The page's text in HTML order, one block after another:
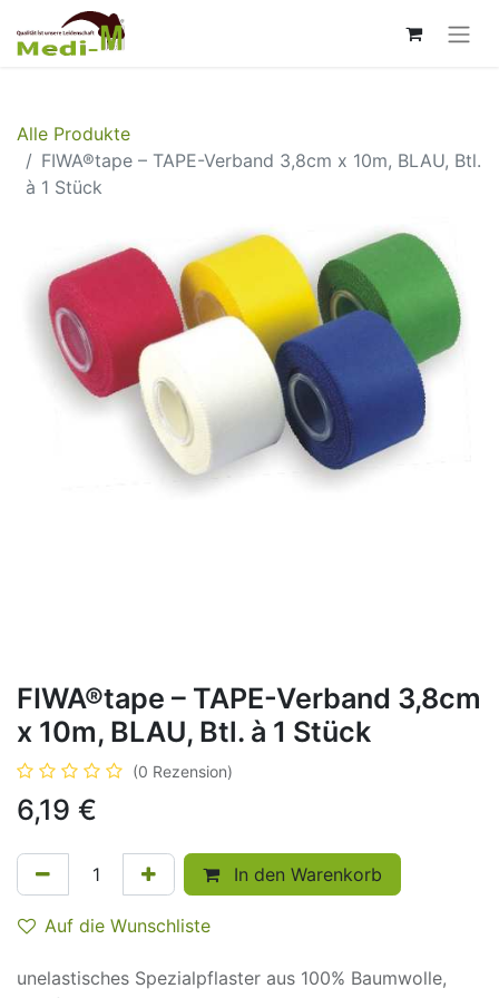
Alle Produkte
FIWA®tape – TAPE-Verband 3,8cm x 10m, BLAU, Btl.
à 1 Stück
FIWA®tape – TAPE-Verband 3,8cm
x 10m, BLAU, Btl. à 1 Stück
(0 Rezension)
6,19 €
In den Warenkorb
Auf die Wunschliste
unelastisches Spezialpflaster aus 100% Baumwolle,